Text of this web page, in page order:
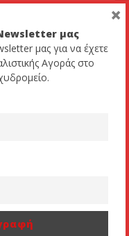
cookies για να σας
Πατήστε
να βελτιώσουμε
τις ρυθμίσεις
Cookies».
μας
μας για να έχετε
Αγοράς στο
×